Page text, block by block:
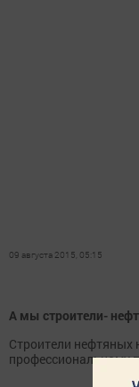
09 августа 2015, 05:15
А мы строители-
Строители нефтяных
профессиональному